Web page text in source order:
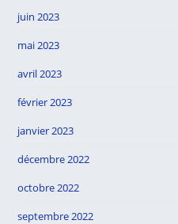
juin 2023
mai 2023
avril 2023
février 2023
janvier 2023
décembre 2022
octobre 2022
septembre 2022